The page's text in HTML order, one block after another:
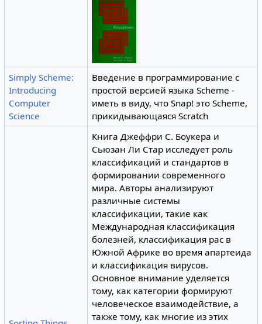
Simply Scheme:
Introducing
Computer
Science
Введение в программирование с
простой версией языка Scheme -
иметь в виду, что Snap! это Scheme,
прикидывающаяся Scratch
Книга Джеффри С. Боукера и
Сьюзан Ли Стар исследует роль
классификаций и стандартов в
формировании современного
мира. Авторы анализируют
различные системы
классификации, такие как
Международная классификация
болезней, классификация рас в
Южной Африке во время апартеида
и классификация вирусов.
Основное внимание уделяется
тому, как категории формируют
человеческое взаимодействие, а
также тому, как многие из этих